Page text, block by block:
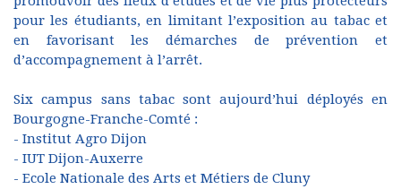
pour les étudiants, en limitant l’exposition au tabac et
en favorisant les démarches de prévention et
d’accompagnement à l’arrêt.
Six campus sans tabac sont aujourd’hui déployés en
Bourgogne-Franche-Comté :
- Institut Agro Dijon
- IUT Dijon-Auxerre
- Ecole Nationale des Arts et Métiers de Cluny